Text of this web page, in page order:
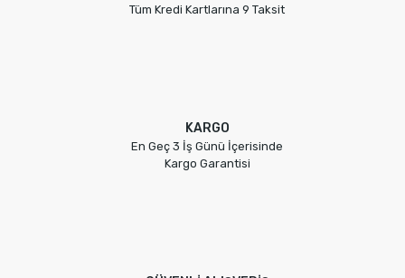
Tüm Kredi Kartlarına 9 Taksit
KARGO
En Geç 3 İş Günü İçerisinde
Kargo Garantisi